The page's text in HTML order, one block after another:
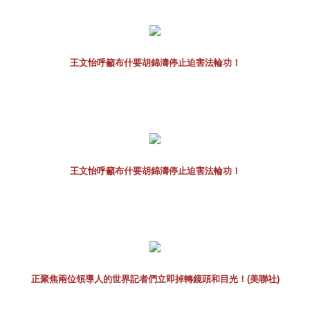
王文怡呼籲布什要胡錦濤停止迫害法輪功！
王文怡呼籲布什要胡錦濤停止迫害法輪功！
正聚焦兩位領導人的世界記者們立即掉轉鏡頭和目光！(美聯社)